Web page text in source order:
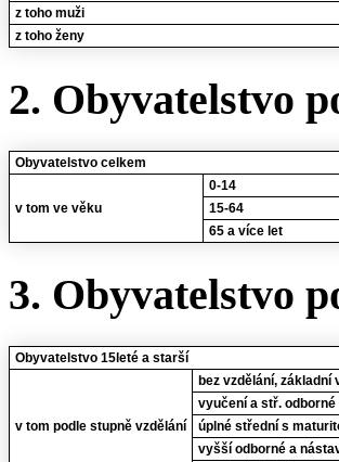
z toho muži
z toho ženy
2. Obyvatelstvo
Obyvatelstvo celkem
v tom ve věku
0-14
15-64
65 a více let
3. Obyvatelstvo
Obyvatelstvo 15leté a starší
v tom podle stupně vzdělání
bez vzdělání, základní
vyučení a stř. odborné
úplné střední s
vyšší odborné a